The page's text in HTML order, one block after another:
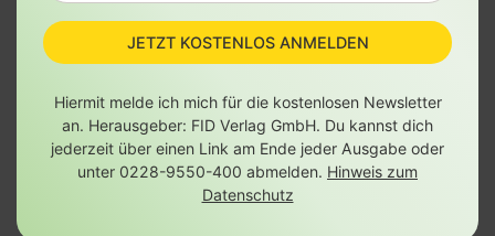
JETZT KOSTENLOS ANMELDEN
Hiermit melde ich mich für die kostenlosen Newsletter
an. Herausgeber: FID Verlag GmbH. Du kannst dich
jederzeit über einen Link am Ende jeder Ausgabe oder
unter 0228-9550-400 abmelden. Hinweis zum
Datenschutz